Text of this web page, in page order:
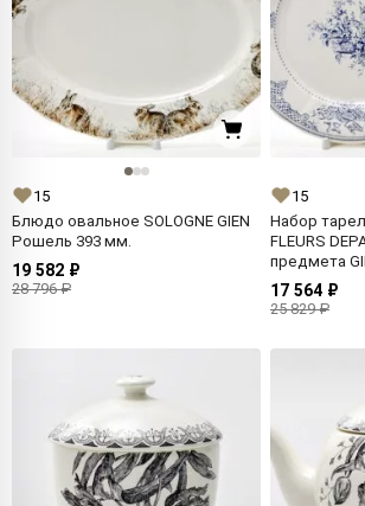
15
Блюдо овальное SOLOGNE GIEN
Рошель 393 мм.
19 582 ₽
28 796 ₽
15
Набор
FLEURS
предмета
17 564 ₽
25 829 ₽